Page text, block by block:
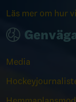
Läs mer om hur
Media